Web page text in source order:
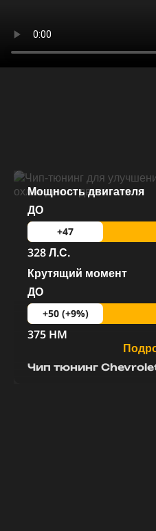
Чип тюнинг
Мощность двигателя
ДО
+47
328 Л.С.
Крутящий момент
ДО
+50 (+9%)
375 HM